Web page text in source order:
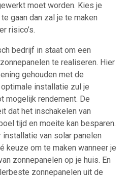
moet worden. Kies je
gaan dan zal je te maken
risico’s.
bedrijf in staat om een
te realiseren. Hier
gehouden met de
installatie zul je
mogelijk rendement. De
dat het inschakelen van
tijd en moeite kan besparen.
van solar panelen
keuze om te maken wanneer je
zonnepanelen op je huis. En
zonnepanelen uit de